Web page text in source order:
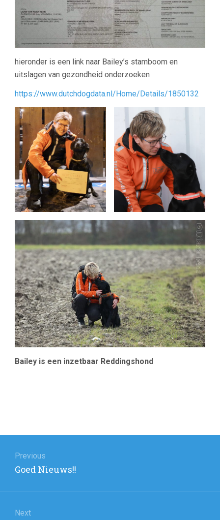
hieronder is een link naar Bailey’s stamboom en
uitslagen van gezondheid onderzoeken
https://www.dutchdogdata.nl/Home/Details/1850132
Bailey is een inzetbaar Reddingshond
Previous
Previous
Goed Nieuws!!
Next